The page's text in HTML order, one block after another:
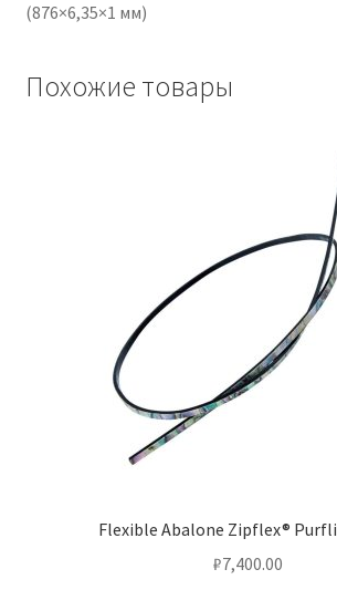
(876×6,35×1 мм)
Похожие товары
Flexible Abalone Zipflex®
₽7,400.00